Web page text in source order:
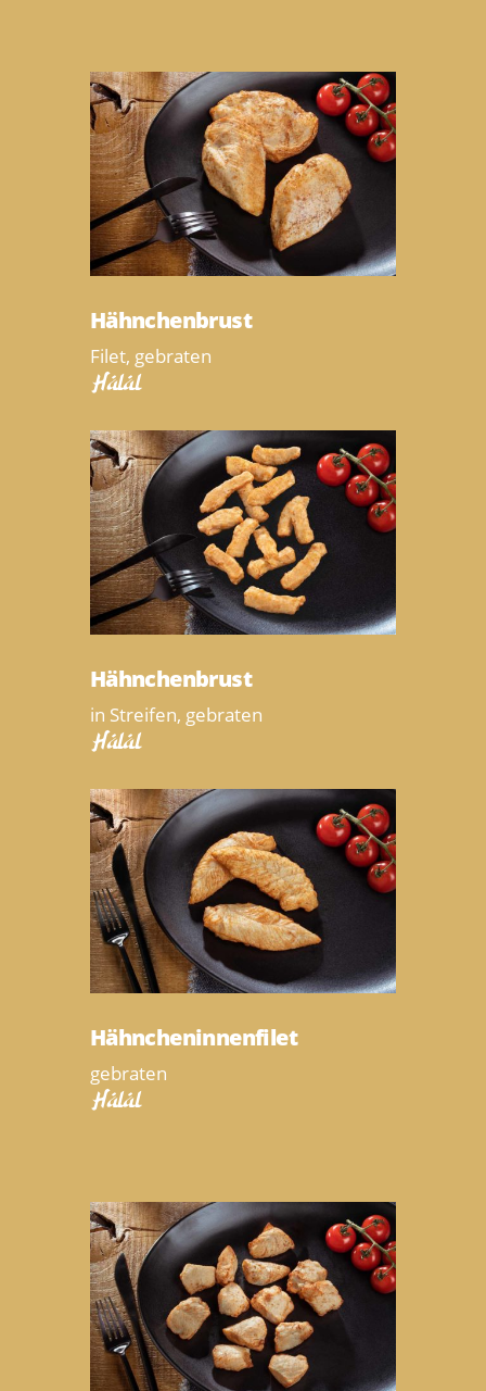
Hähnchenbrust
Filet, gebraten
Halal
Hähnchenbrust
in Streifen, gebraten
Halal
Hähncheninnenfilet
gebraten
Halal